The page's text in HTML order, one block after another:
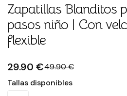
Zapatillas Blanditos
pasos niño | Con
flexible
29.90 €49.90 €
Tallas disponibles